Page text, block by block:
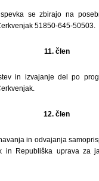
se zbirajo na
51850-645-50503.
11. člen
in izvajanje del po
12. člen
in odvajanja
in Republiška uprava za